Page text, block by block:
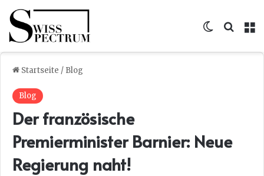
Skin
Startseite / Blog
Blog
Der französische
Premierminister Barnier: Neue
Regierung naht!